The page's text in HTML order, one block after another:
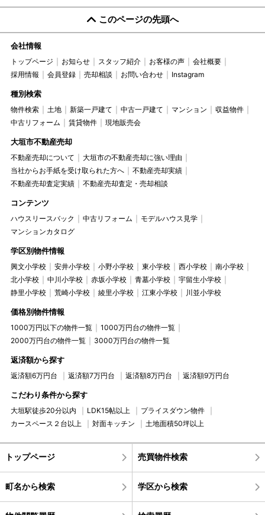
このページの先頭へ
会社情報
トップページ お知らせ スタッフ紹介 お客様の声
会社概要
採用情報
会員登録 売却相談 お問い合わせ Instagram
種別検索
物件検索 土地 新築一戸建て 中古一戸建て マンション
収益物件
中古リフォーム
賃貸物件 現地販売会
大垣市不動産売却
不動産売却について
大垣市の不動産売却に強い理由
当社からお手紙を受け取られた方へ
不動産売却実績
不動産売却査定実績
不動産売却査定・売却相談
コンテンツ
ハウスリースバック 中古リフォーム
モデルハウス見学
マンションカタログ
学区別物件情報
興文小学校 安井小学校 小野小学校 東小学校 西小学校
南小学校
北小学校
中川小学校 赤坂小学校 青墓小学校
宇留生小学校
静里小学校
荒崎小学校 綾里小学校 江東小学校 川並小学校
価格別物件情報
1000万円以下の物件一覧
1000万円台の物件一覧
2000万円台の物件一覧
3000万円台の物件一覧
返済額から探す
返済額6万円台 返済額7万円台 返済額8万円台 返済額9万円台
こだわり条件から探す
大垣駅徒歩20分以内 LDK15帖以上
プライスダウン物件
カースペース２台以上
対面キッチン 土地面積50坪以上
トップページ 売買物件検索
町名から検索 学区から検索